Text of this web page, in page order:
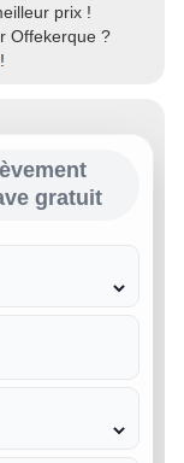
prix !
Offekerque ?
!
gratuit